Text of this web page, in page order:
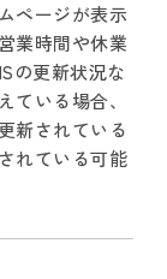
ページが表示
業時間や休業
の更新状況な
ている場合、
新されている
れている可能